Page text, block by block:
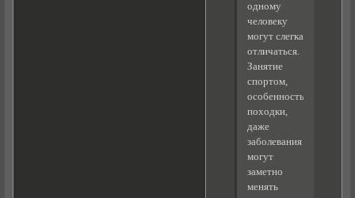
одному
человеку
могут слегка
отличаться.
Занятие
спортом,
особенность
походки,
даже
заболевания
могут
заметно
менять